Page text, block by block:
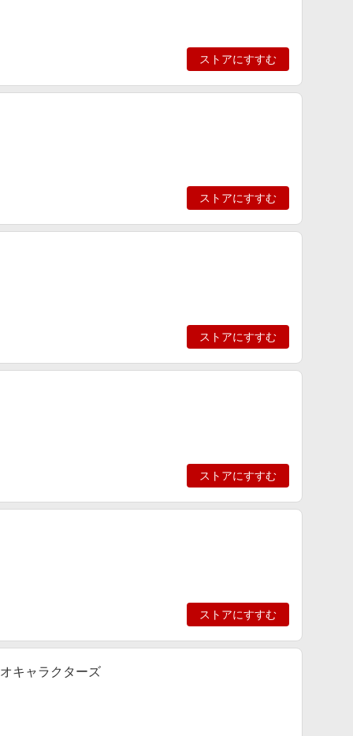
ストアにすすむ
ストアにすすむ
ストアにすすむ
ストアにすすむ
ストアにすすむ
キャラクターズ